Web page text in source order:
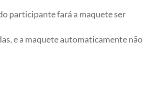
participante fará a maquete ser
e a maquete automaticamente não